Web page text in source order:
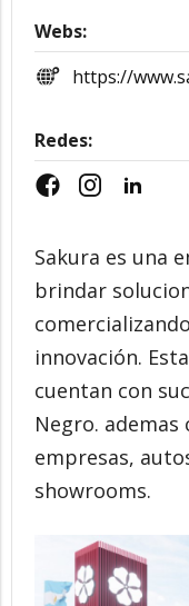
Webs:
https://
Redes:
Sakura es una
brindar
innovación.
cuentan con
Negro.
empresas,
showrooms.